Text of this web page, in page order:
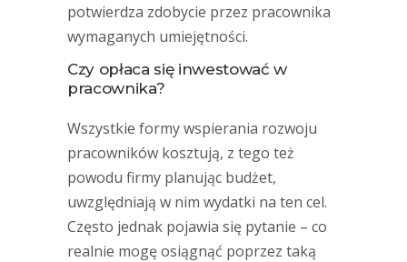
potwierdza zdobycie przez pracownika
wymaganych umiejętności.
Czy opłaca się inwestować w
pracownika?
Wszystkie formy wspierania rozwoju
pracowników kosztują, z tego też
powodu firmy planując budżet,
uwzględniają w nim wydatki na ten cel.
Często jednak pojawia się pytanie – co
realnie mogę osiągnąć poprzez taką